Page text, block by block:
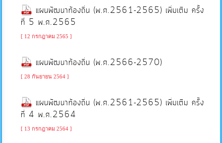
ซื้อ
จัด
จ้าง
การ
เงิน
คลัง
แผนพัฒนาท้องถิ่น (พ.ศ.2561-2565) เพิ่มเติม ครั้ง
ที่ 5 พ.ศ.2565
[ 12 กรกฎาคม 2565 ]
แผนพัฒนาท้องถิ่น (พ.ศ.2566-2570)
[ 28 กันยายน 2564 ]
แผนพัฒนาท้องถิ่น (พ.ศ.2561-2565) เพิ่มเติม ครั้ง
ที่ 4 พ.ศ.2564
[ 13 กรกฎาคม 2564 ]